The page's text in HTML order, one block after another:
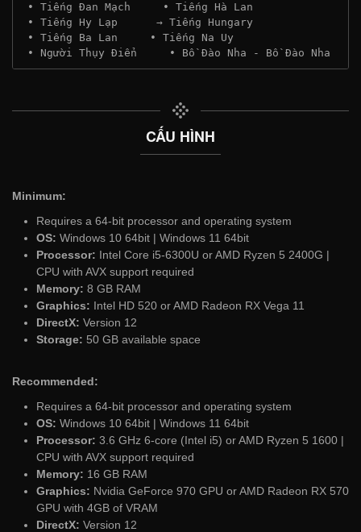
• Tiếng Đan Mạch     • Tiếng Hà Lan
• Tiếng Hy Lạp      → Tiếng Hungary
• Tiếng Ba Lan     • Tiếng Na Uy
• Người Thụy Điển     • Bồ Đào Nha - Bồ Đào Nha
CẤU HÌNH
Minimum:
Requires a 64-bit processor and operating system
OS: Windows 10 64bit | Windows 11 64bit
Processor: Intel Core i5-6300U or AMD Ryzen 5 2400G |
CPU with AVX support required
Memory: 8 GB RAM
Graphics: Intel HD 520 or AMD Radeon RX Vega 11
DirectX: Version 12
Storage: 50 GB available space
Recommended:
Requires a 64-bit processor and operating system
OS: Windows 10 64bit | Windows 11 64bit
Processor: 3.6 GHz 6-core (Intel i5) or AMD Ryzen 5 1600 |
CPU with AVX support required
Memory: 16 GB RAM
Graphics: Nvidia GeForce 970 GPU or AMD Radeon RX 570
GPU with 4GB of VRAM
DirectX: Version 12